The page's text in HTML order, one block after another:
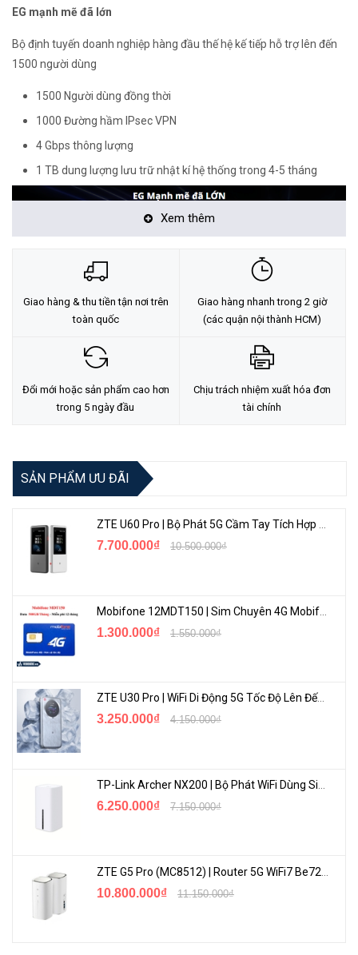
EG mạnh mẽ đã lớn
Bộ định tuyến doanh nghiệp hàng đầu thế hệ kế tiếp hỗ trợ lên đến
1500 người dùng
1500 Người dùng đồng thời
1000 Đường hầm IPsec VPN
4 Gbps thông lượng
1 TB dung lượng lưu trữ nhật kí hệ thống trong 4-5 tháng
Công suất tối đa với hiệu suất vượt trội một bộ định tuyến phù
Bộ não quản lý mạng thông minh
Liên kết tất cả các thiết bị Reyee một cách thông minh chỉ bằng
một cú nhấp chuột để quản lý thống nhất
Xem thêm
Giao hàng & thu tiền tận nơi trên
toàn quốc
Giao hàng nhanh trong 2 giờ
(các quận nội thành HCM)
Đổi mới hoặc sản phẩm cao hơn
trong 5 ngày đầu
Chịu trách nhiệm xuất hóa đơn
tài chính
SẢN PHẨM ƯU ĐÃI
ZTE U60 Pro | Bộ Phát 5G Cầm Tay Tích Hợp Công Nghệ WiFi 7, Pin 10000mAh
7.700.000₫ 10.500.000₫
1.300.000₫ 1.550.000₫
ZTE U30 Pro | WiFi Di Động 5G Tốc Độ Lên Đến 500Mbps, Màn Hình Cảm Ứng
3.250.000₫ 4.150.000₫
6.250.000₫ 7.150.000₫
10.800.000₫ 11.150.000₫